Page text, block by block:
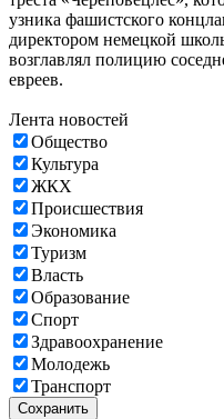
узника фашистского
директором немецкой
возглавлял полицию
евреев.
Лента новостей
Общество
Культура
ЖКХ
Происшествия
Экономика
Туризм
Власть
Образование
Спорт
Здравоохранение
Молодежь
Транспорт
Сохранить